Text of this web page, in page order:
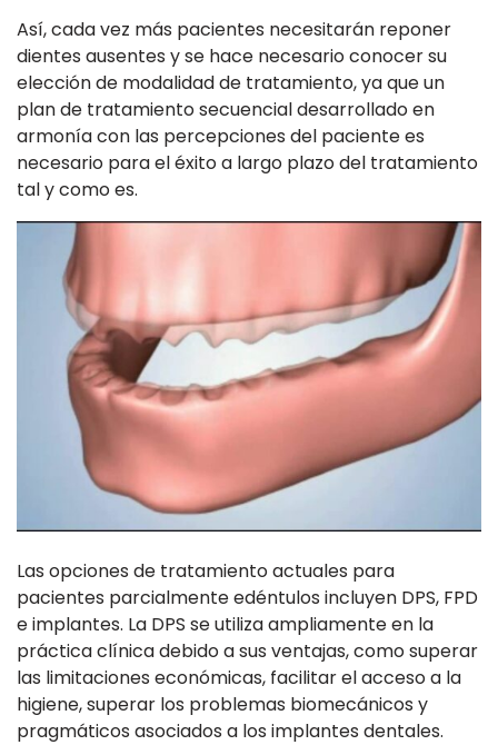
Así, cada vez más pacientes necesitarán reponer
dientes ausentes y se hace necesario conocer su
elección de modalidad de tratamiento, ya que un
plan de tratamiento secuencial desarrollado en
armonía con las percepciones del paciente es
necesario para el éxito a largo plazo del tratamiento
tal y como es.
Las opciones de tratamiento actuales para
pacientes parcialmente edéntulos incluyen DPS, FPD
e implantes. La DPS se utiliza ampliamente en la
práctica clínica debido a sus ventajas, como superar
las limitaciones económicas, facilitar el acceso a la
higiene, superar los problemas biomecánicos y
pragmáticos asociados a los implantes dentales.